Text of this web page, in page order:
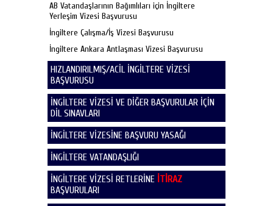
AB Vatandaşlarının Bağımlıları için İngiltere
Yerleşim Vizesi Başvurusu
İngiltere Çalışma/İş Vizesi Başvurusu
İngiltere Ankara Antlaşması Vizesi Başvurusu
HIZLANDIRILMIŞ/ACİL İNGİLTERE VİZESİ
BAŞVURUSU
İNGİLTERE VİZESİ VE DİĞER BAŞVURULAR İÇİN
DİL SINAVLARI
İNGİLTERE VİZESİNE BAŞVURU YASAĞI
İNGİLTERE VATANDAŞLIĞI
İNGİLTERE VİZESİ RETLERİNE İTİRAZ
BAŞVURULARI